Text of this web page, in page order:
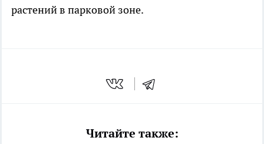
растений в парковой зоне.
Читайте также: